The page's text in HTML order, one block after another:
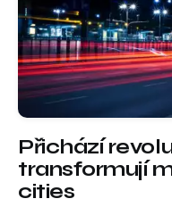
Přichází
transformují
cities